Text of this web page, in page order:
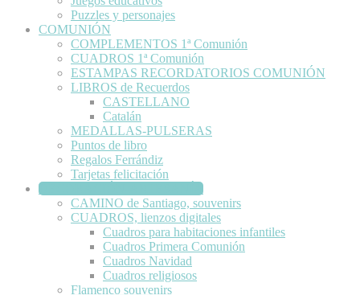
Puzzles y personajes
COMUNIÓN
COMPLEMENTOS 1ª Comunión
CUADROS 1ª Comunión
ESTAMPAS RECORDATORIOS COMUNIÓN
LIBROS de Recuerdos
CASTELLANO
Catalán
MEDALLAS-PULSERAS
Puntos de libro
Regalos Ferrándiz
Tarjetas felicitación
DECORACIÓN-ARTESANÍA
CAMINO de Santiago, souvenirs
CUADROS, lienzos digitales
Cuadros para habitaciones infantiles
Cuadros Primera Comunión
Cuadros Navidad
Cuadros religiosos
Flamenco souvenirs